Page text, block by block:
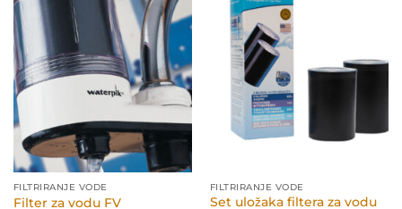
FILTRIRANJE VODE
Filter za vodu FV
FILTRIRANJE VODE
Set uložaka filtera za vodu